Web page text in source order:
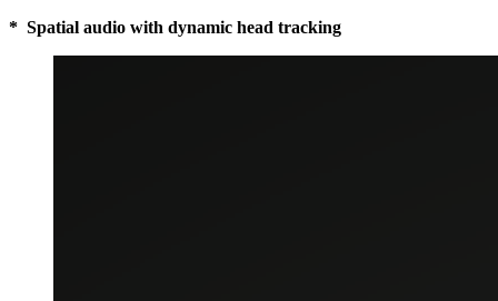
* Spatial audio with dynamic head tracking